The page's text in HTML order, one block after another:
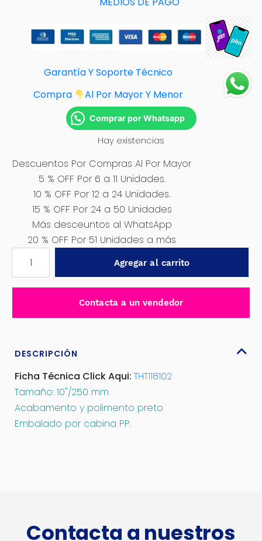
Garantía Y Soporte Técnico
Compra
Al Por Mayor Y Menor
Comprar por Whatsapp
Hay existencias
Descuentos Por Compras Al Por Mayor
5 % OFF Por 6 a 11 Unidades.
10 % OFF Por 12 a 24 Unidades.
15 % OFF Por 24 a 50 Unidades
Más desceuntos al WhatsApp
20 % OFF Por 51 Unidades a más
MECANICO
10''
Agregar al carrito
Contacta a un vendedor
DESCRIPCIÓN
Ficha Técnica Click Aqui: THT118102
Tamaño: 10"/250 mm
Acabamento y polimento preto
Embalado por cabina PP.
Contacta a nuestros